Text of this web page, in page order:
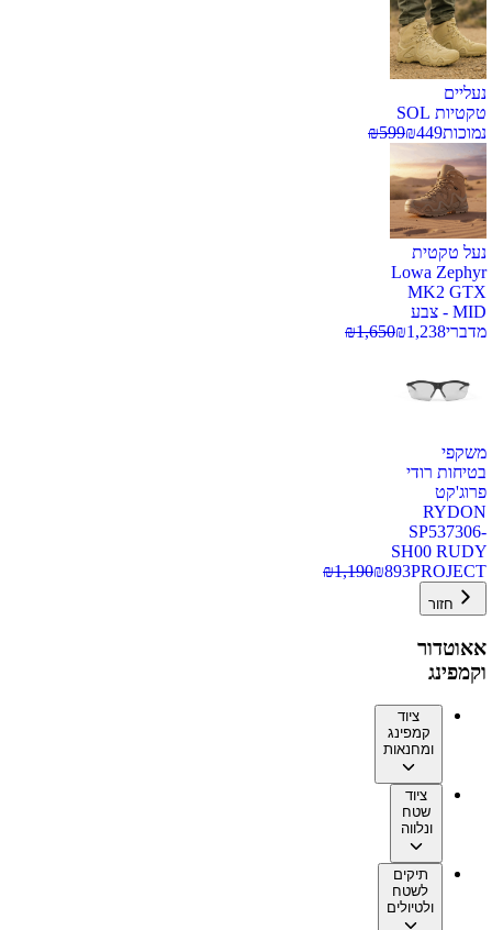
נעליים
טקטיות SOL
נמוכות
₪449
₪599
נעל טקטית
Lowa Zephyr
MK2 GTX
MID - צבע
מדברי
₪1,238
₪1,650
משקפי
בטיחות רודי
פרוג'קט
RYDON
SP537306-
SH00 RUDY
PROJECT
₪893
₪1,190
חזור
אאוטדור
וקמפינג
ציוד
קמפינג
ומחנאות
ציוד
שטח
ונלווה
תיקים
לשטח
ולטיולים